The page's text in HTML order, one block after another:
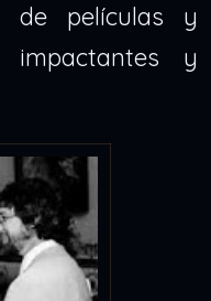
de películas y
impactantes y